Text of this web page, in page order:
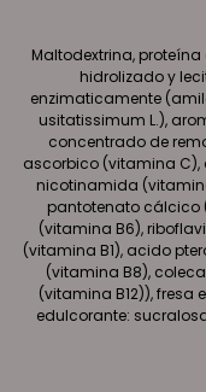
Maltodextrina,
hidrolizado y
enzimaticamente
usitatissimum L.),
concentrado de
ascorbico (vitamina C),
nicotinamida
pantotenato cálcico
(vitamina B6),
(vitamina B1), acido
(vitamina B8),
(vitamina B12)), fresa
edulcorante: